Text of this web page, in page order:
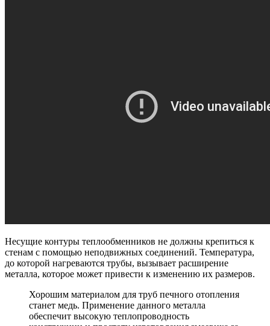
Несущие контуры теплообменников не должны крепиться к
стенам с помощью неподвижных соединений. Температура,
до которой нагреваются трубы, вызывает расширение
металла, которое может привести к изменению их размеров.
Хорошим материалом для труб печного отопления
станет медь. Применение данного металла
обеспечит высокую теплопроводность